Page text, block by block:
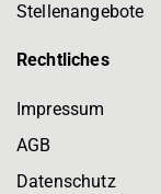
Stellenangebote
Rechtliches
Impressum
AGB
Datenschutz